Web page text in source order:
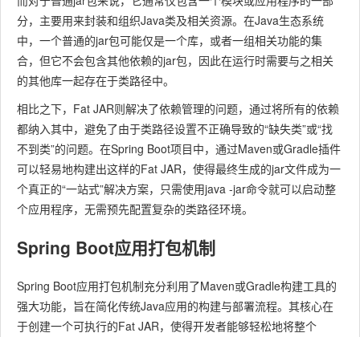
分，主要用来封装和组织Java类及相关资源。在Java生态系统
中，一个普通的jar包可能仅是一个库，或者一组相关功能的集
合，但它不会包含其他依赖的jar包，因此在运行时需要与之相关
的其他库一起存在于类路径中。
相比之下，Fat JAR则解决了依赖管理的问题，通过将所有的依赖
都纳入其中，避免了由于类路径设置不正确导致的“缺失类”或“找
不到类”的问题。在Spring Boot项目中，通过Maven或Gradle插件
可以轻易地构建出这样的Fat JAR，使得最终生成的jar文件成为一
个真正的“一站式”解决方案，只需使用java -jar命令就可以启动整
个应用程序，无需预先配置复杂的类路径环境。
Spring Boot应用打包机制
Spring Boot应用打包机制充分利用了Maven或Gradle构建工具的
强大功能，旨在简化传统Java应用的构建与部署流程。其核心在
于创建一个可执行的Fat JAR，使得开发者能够轻松地将整个